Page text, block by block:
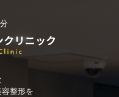
整形を